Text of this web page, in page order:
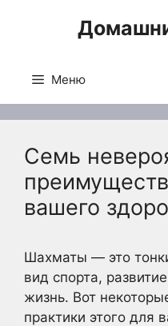
Меню
Семь
вашего
Шахматы — это
вид спорта,
жизнь. Вот
практики этого для